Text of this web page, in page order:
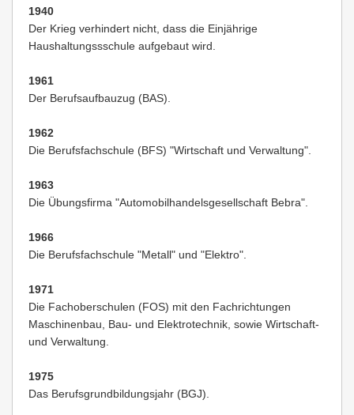
1940
Der Krieg verhindert nicht, dass die Einjährige
Haushaltungssschule aufgebaut wird.
1961
Der Berufsaufbauzug (BAS).
1962
Die Berufsfachschule (BFS) "Wirtschaft und Verwaltung".
1963
Die Übungsfirma "Automobilhandelsgesellschaft Bebra".
1966
Die Berufsfachschule "Metall" und "Elektro".
1971
Die Fachoberschulen (FOS) mit den Fachrichtungen
Maschinenbau, Bau- und Elektrotechnik, sowie Wirtschaft-
und Verwaltung.
1975
Das Berufsgrundbildungsjahr (BGJ).